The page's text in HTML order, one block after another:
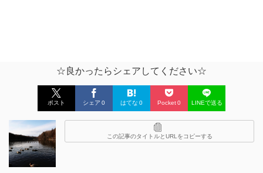
☆良かったらシェアしてください☆
ポスト シェア 0 はてな 0 Pocket0 LINEで送る
この記事のタイトルとURLをコピーする